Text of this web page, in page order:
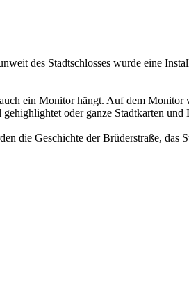
des Stadtschlosses wurde eine
ein Monitor hängt. Auf dem
oder ganze Stadtkarten
die Geschichte der Brüderstraße, das